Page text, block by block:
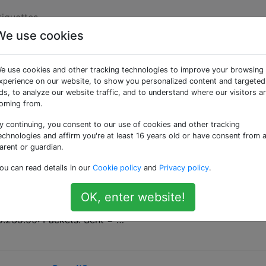
«gmail»
Voir d'abord WebApps.StackExchange.com car c'est
de bureau
un courrier électronique à l'adresse
Cela me montre: C:\Windows\system32&gt;ping
with 32 bytes of data: Reply from
from 74.125.235.55: bytes=32 time=6ms TTL=56
TTL=56 Reply from 74.125.235.55: bytes=32
Packets: Sent = …
use cookies
use cookies and other tracking technologies to improve your browsing
on our website, to show you personalized content and targeted
to analyze our website traffic, and to understand where our visitors
from.
continuing, you consent to our use of cookies and other tracking
and affirm you're at least 16 years old or have consent from a
or guardian.
can read details in our Cookie policy and Privacy policy.
OK, enter website!